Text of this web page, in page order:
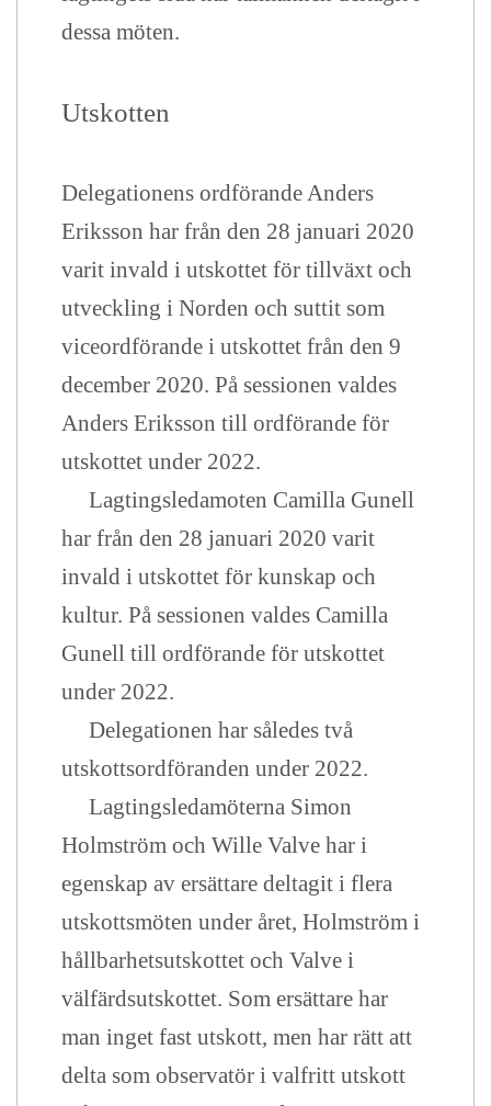
dessa möten.
Utskotten
Delegationens ordförande Anders
Eriksson har från den 28 januari 2020
varit invald i utskottet för tillväxt och
utveckling i Norden och suttit som
viceordförande i utskottet från den 9
december 2020. På sessionen valdes
Anders Eriksson till ordförande för
utskottet under 2022.
Lagtingsledamoten Camilla Gunell
har från den 28 januari 2020 varit
invald i utskottet för kunskap och
kultur. På sessionen valdes Camilla
Gunell till ordförande för utskottet
under 2022.
Delegationen har således två
utskottsordföranden under 2022.
Lagtingsledamöterna Simon
Holmström och Wille Valve har i
egenskap av ersättare deltagit i flera
utskottsmöten under året, Holmström i
hållbarhetsutskottet och Valve i
välfärdsutskottet. Som ersättare har
man inget fast utskott, men har rätt att
delta som observatör i valfritt utskott